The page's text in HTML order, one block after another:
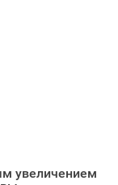
увеличением